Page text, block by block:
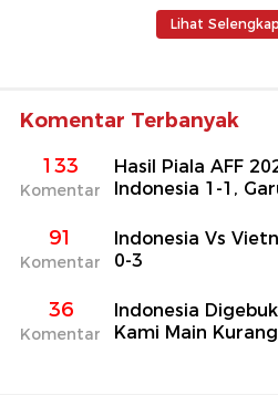
Lihat
Komentar Terbanyak
133
Komentar
Hasil Piala AFF
Indonesia 1-1,
91
Komentar
Indonesia Vs
0-3
36
Komentar
Indonesia
Kami Main